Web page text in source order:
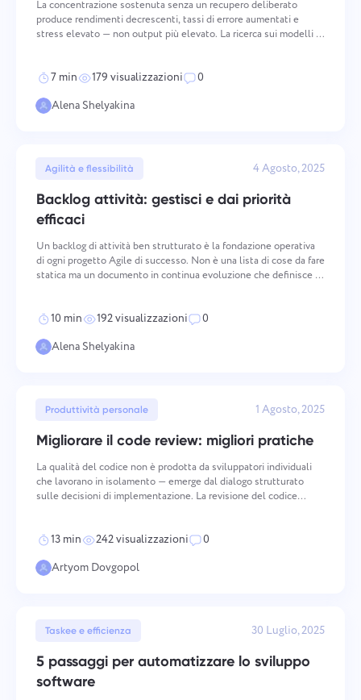
La concentrazione sostenuta senza un recupero deliberato
produce rendimenti decrescenti, tassi di errore aumentati e
stress elevato — non output più elevato. La ricerca sui modelli di
7 min 179 visualizzazioni
0
Alena Shelyakina
Agilità e flessibilità 4 Agosto, 2025
Backlog attività: gestisci e dai priorità
efficaci
Un backlog di attività ben strutturato è la fondazione operativa
di ogni progetto Agile di successo. Non è una lista di cose da fare
statica ma un documento in continua evoluzione che definisce il
10 min 192 visualizzazioni
0
Alena Shelyakina
Produttività personale 1 Agosto, 2025
Migliorare il code review: migliori pratiche
La qualità del codice non è prodotta da sviluppatori individuali
che lavorano in isolamento — emerge dal dialogo strutturato
sulle decisioni di implementazione. La revisione del codice
13 min 242 visualizzazioni
0
Artyom Dovgopol
Taskee e efficienza 30 Luglio, 2025
5 passaggi per automatizzare lo sviluppo
software
Email
Il vostro messaggio
trattamento dei tuoi dati personali in conformità con
Your message has been sent
successfully
We will contact you soon
Grazie per essere parte di
Taskee
cercheremo di implementarlo nel prodotto. Ci
Cliccando sul pulsante, confermi il tuo
consenso al trattamento